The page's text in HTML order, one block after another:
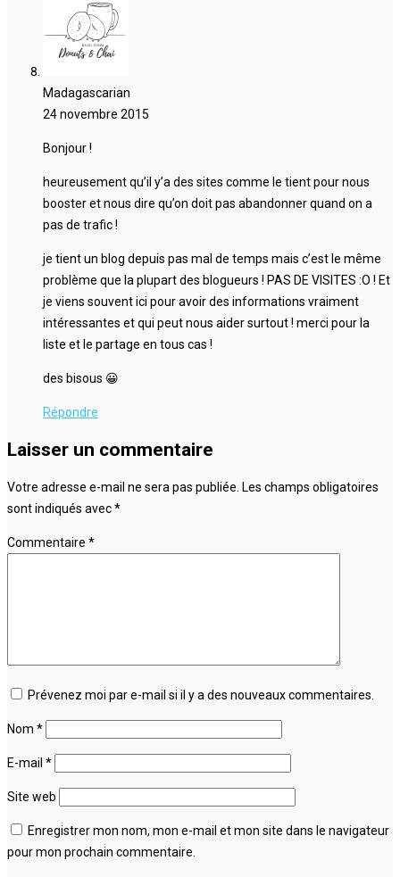
Madagascarian
24 novembre 2015
Bonjour !
heureusement qu’il y’a des sites comme le tient pour nous
booster et nous dire qu’on doit pas abandonner quand on a
pas de trafic !
je tient un blog depuis pas mal de temps mais c’est le même
problème que la plupart des blogueurs ! PAS DE VISITES :O ! Et
je viens souvent ici pour avoir des informations vraiment
intéressantes et qui peut nous aider surtout ! merci pour la
liste et le partage en tous cas !
des bisous 😀
Répondre
Laisser un commentaire
Votre adresse e-mail ne sera pas publiée. Les champs obligatoires
sont indiqués avec*
Commentaire *
Prévenez moi par e-mail si il y a des nouveaux commentaires.
Nom *
E-mail *
Site web
Enregistrer mon nom, mon e-mail et mon site dans le navigateur
pour mon prochain commentaire.